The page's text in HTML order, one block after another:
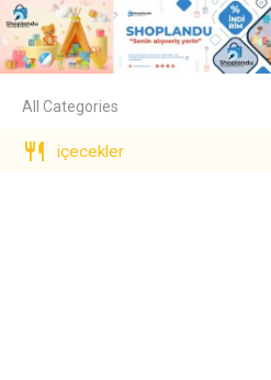
All Categories
içecekler